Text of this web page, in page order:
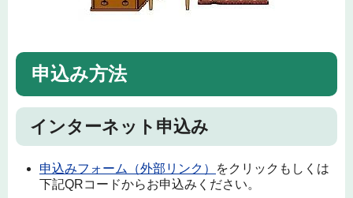
申込み方法
インターネット申込み
申込みフォーム（外部リンク）
をクリックもしくは
下記QRコードからお申込みください。